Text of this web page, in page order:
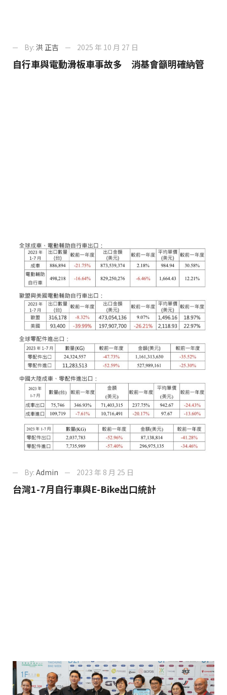
By: 洪 正吉 2025 年 10 月 27 日
自行車與電動滑板車事故多 消基會籲明確納管
By: Admin 2023 年 8 月 25 日
台灣1-7月自行車與E-Bike出口統計